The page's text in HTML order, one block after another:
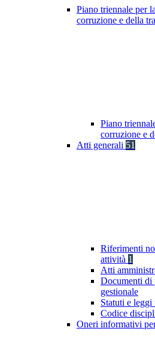
Piano triennale per
corruzione e della
Piano
corruzione e
Atti generali 51
Riferimenti
attività 1
Atti
Documenti di
gestionale
Statuti e leggi
Codice
Oneri informativi